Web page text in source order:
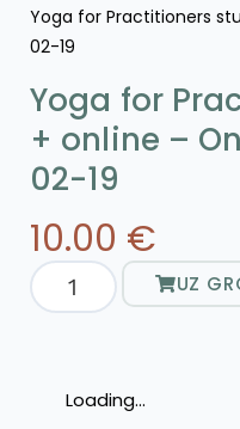
Yoga for Practitioners
02-19
Yoga for
+ online –
02-19
10.00 €
UZ
Loading...